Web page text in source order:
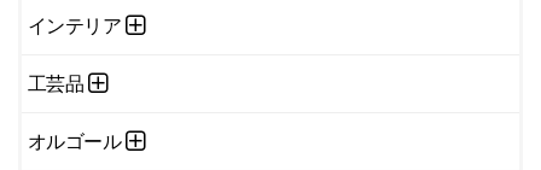
インテリア
工芸品
オルゴール